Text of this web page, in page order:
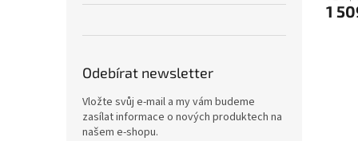
Odebírat newsletter
Vložte svůj e-mail a my vám budeme
zasílat informace o nových produktech na
našem e-shopu.
1